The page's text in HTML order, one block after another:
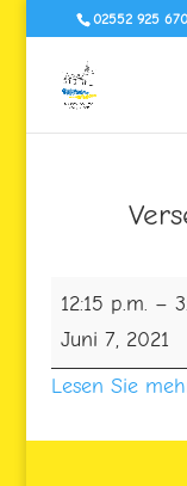
02552 925 670
12:15 p.m. –
Juni 7, 2021
Lesen Sie